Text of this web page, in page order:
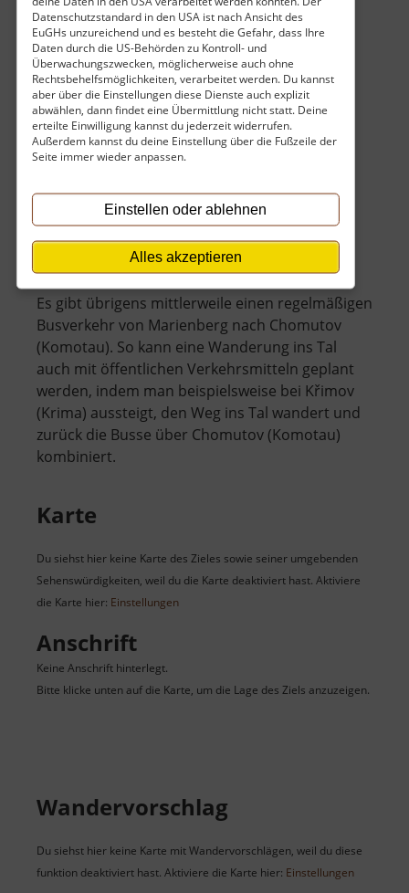
Datenschutzstandard in den USA ist nach Ansicht des
EuGHs unzureichend und es besteht die Gefahr, dass Ihre
Daten durch die US-Behörden zu Kontroll- und
Überwachungszwecken, möglicherweise auch ohne
Rechtsbehelfsmöglichkeiten, verarbeitet werden. Du kannst
aber über die Einstellungen diese Dienste auch explizit
abwählen, dann findet eine Übermittlung nicht statt. Deine
erteilte Einwilligung kannst du jederzeit widerrufen.
Außerdem kannst du deine Einstellung über die Fußzeile der
Seite immer wieder anpassen.
Einstellen oder ablehnen
Alles akzeptieren
Eintritt
Der Eintritt ist kostenlos.
Keine Angaben vorhanden.
Erreichbarkeit mit dem
Nahverkehr
Es gibt übrigens mittlerweile einen regelmäßigen
Busverkehr von Marienberg nach Chomutov
(Komotau). So kann eine Wanderung ins Tal
auch mit öffentlichen Verkehrsmitteln geplant
werden, indem man beispielsweise bei Křimov
(Krima) aussteigt, den Weg ins Tal wandert und
zurück die Busse über Chomutov (Komotau)
kombiniert.
Karte
Du siehst hier keine Karte des Zieles sowie seiner umgebenden
Sehenswürdigkeiten, weil du die Karte deaktiviert hast. Aktiviere
die Karte hier: Einstellungen
Anschrift
Keine Anschrift hinterlegt.
Bitte klicke unten auf die Karte, um die Lage des Ziels anzuzeigen.
Wandervorschlag
Du siehst hier keine Karte mit Wandervorschlägen, weil du diese
funktion deaktiviert hast. Aktiviere die Karte hier: Einstellungen